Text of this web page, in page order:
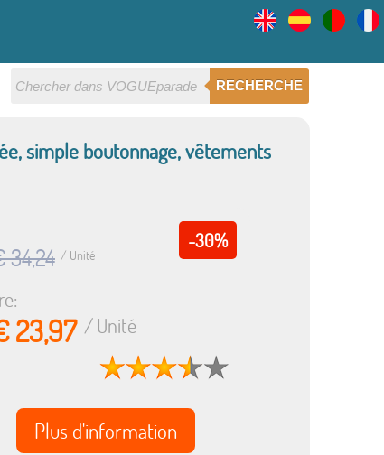
RECHERCHE
simple boutonnage, vêtements
-30%
34,24 / Unité
23,97/ Unité
Plus d'information